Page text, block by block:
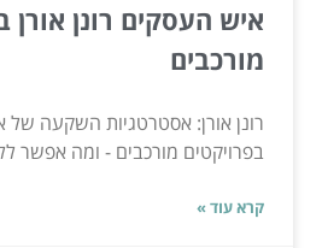
איש העסקים רונן אורן
מורכבים
רונן אורן: אסטרטגיות השקעה של
בפרויקטים מורכבים - ומה אפשר
קרא עוד »